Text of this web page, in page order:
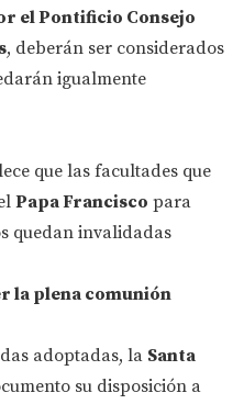
el Pontificio Consejo
, deberán ser considerados
igualmente
que las facultades que
Papa Francisco para
quedan invalidadas
la plena comunión
adoptadas, la Santa
su disposición a